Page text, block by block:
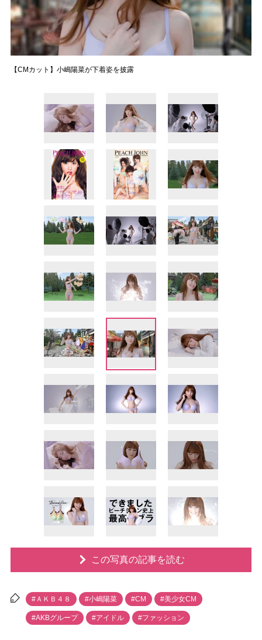
【CMカット】小嶋陽菜が下着姿を披露
この写真の記事を読む
#ＡＫＢ４８ #小嶋陽菜 #CM #美少女CM
#AKBグループ #アイドル #ファッション